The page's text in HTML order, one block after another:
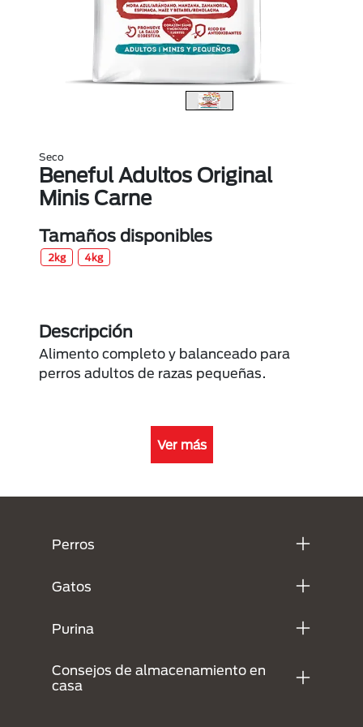
Seco
Beneful Adultos Original
Minis Carne
Tamaños disponibles
2kg 4kg
Descripción
Alimento completo y balanceado para
perros adultos de razas pequeñas.
Ver más
Perros
Gatos
Purina
Consejos de almacenamiento en
casa